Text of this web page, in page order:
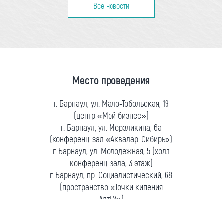
Все новости
Место проведения
г. Барнаул, ул. Мало-Тобольская, 19
(центр «Мой бизнес»)
г. Барнаул, ул. Мерзликина, 6а
(конференц-зал «Аквалар-Сибирь»)
г. Барнаул, ул. Молодежная, 5 (холл
конференц-зала, 3 этаж)
г. Барнаул, пр. Социалистический, 68
(пространство «Точки кипения
АлтГУ»)